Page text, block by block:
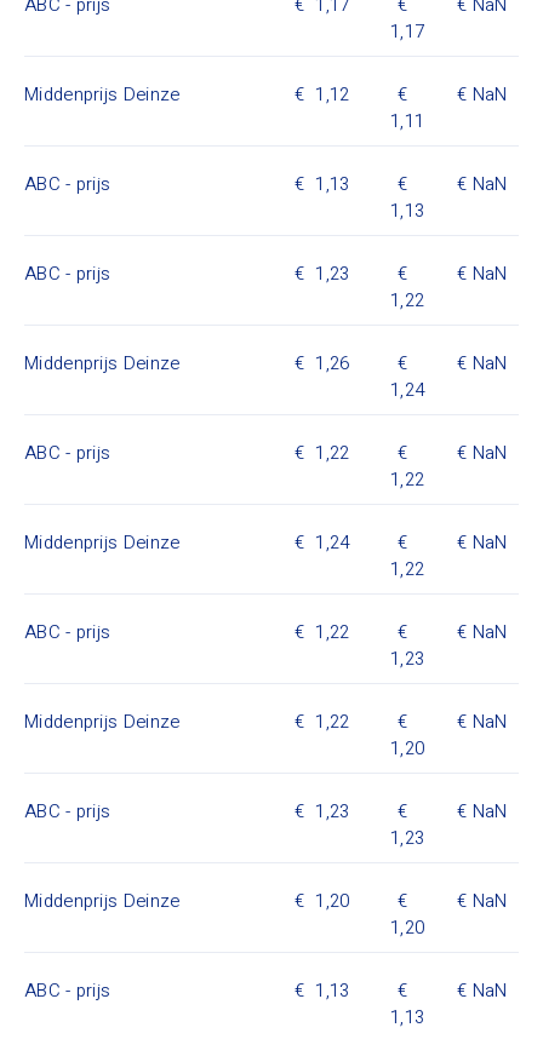
1,17
Middenprijs Deinze
1,12
1,11
NaN
ABC - prijs
1,13
1,13
NaN
ABC - prijs
1,23
1,22
NaN
Middenprijs Deinze
1,26
1,24
NaN
ABC - prijs
1,22
1,22
NaN
Middenprijs Deinze
1,24
1,22
NaN
ABC - prijs
1,22
1,23
NaN
Middenprijs Deinze
1,22
1,20
NaN
ABC - prijs
1,23
1,23
NaN
Middenprijs Deinze
1,20
1,20
NaN
ABC - prijs
1,13
1,13
NaN